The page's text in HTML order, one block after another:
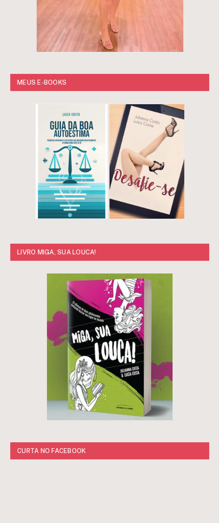
MEUS E-BOOKS
LIVRO MIGA, SUA LOUCA!
CURTA NO FACEBOOK